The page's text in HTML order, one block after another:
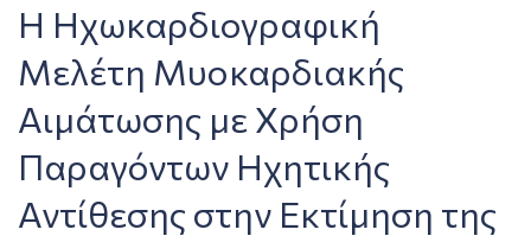
Η Ηχωκαρδιογραφική
Μελέτη Μυοκαρδιακής
Αιμάτωσης με Χρήση
Παραγόντων Ηχητικής
Αντίθεσης στην Εκτίμηση της